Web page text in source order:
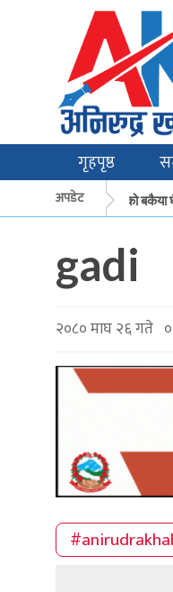
गृहपृष्ठ
अपडेटमकवानपुरको बकैया
gadi
२०८० माघ २६ गते